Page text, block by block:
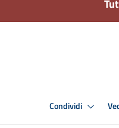
Condividi